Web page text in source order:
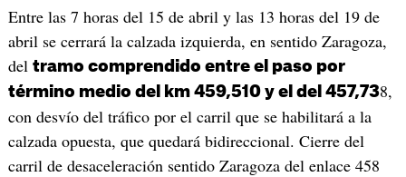
Entre las 7 horas del 15 de abril y las 13 horas del 19 de
abril se cerrará la calzada izquierda, en sentido Zaragoza,
del tramo comprendido entre el paso por
término medio del km 459,510 y el del 457,738,
con desvío del tráfico por el carril que se habilitará a la
calzada opuesta, que quedará bidireccional. Cierre del
carril de desaceleración sentido Zaragoza del enlace 458